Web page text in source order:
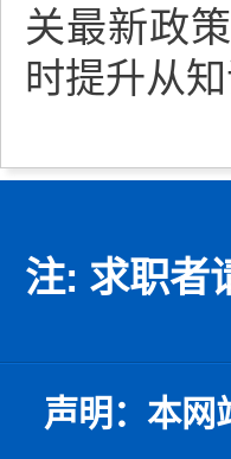
关最新政
时提升从
注: 求职者
声明：本网